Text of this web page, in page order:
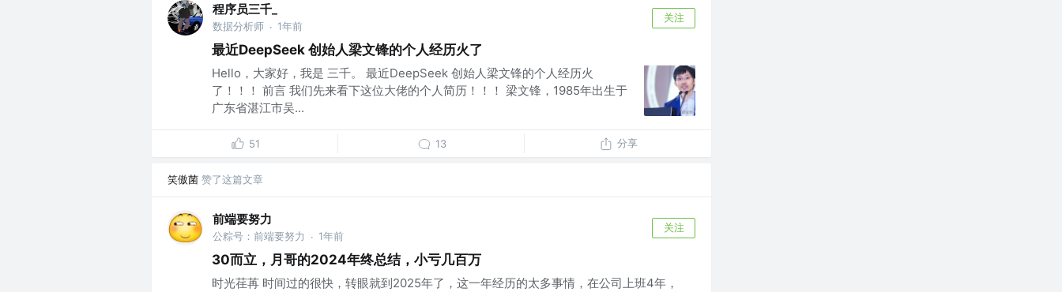
程序员三千_
数据分析师 · 1年前
关注
最近DeepSeek 创始人梁文锋的个人经历火了
Hello，大家好，我是 三千。 最近DeepSeek 创始人梁文锋的个人经历火
了！！！ 前言 我们先来看下这位大佬的个人简历！！！ 梁文锋，1985年出生于
广东省湛江市吴...
51 13 分享
笑傲菌 赞了这篇文章
前端要努力
公粽号：前端要努力 · 1年前
关注
30而立，月哥的2024年终总结，小亏几百万
时光荏苒 时间过的很快，转眼就到2025年了，这一年经历的太多事情，在公司上班4年，